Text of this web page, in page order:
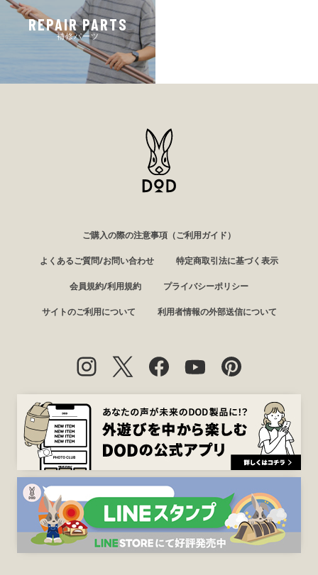
REPAIR PARTS
補修パーツ
ご購入の際の注意事項（ご利用ガイド）
よくあるご質問/お問い合わせ 特定商取引法に基づく表示
会員規約/利用規約 プライバシーポリシー
サイトのご利用について 利用者情報の外部送信について